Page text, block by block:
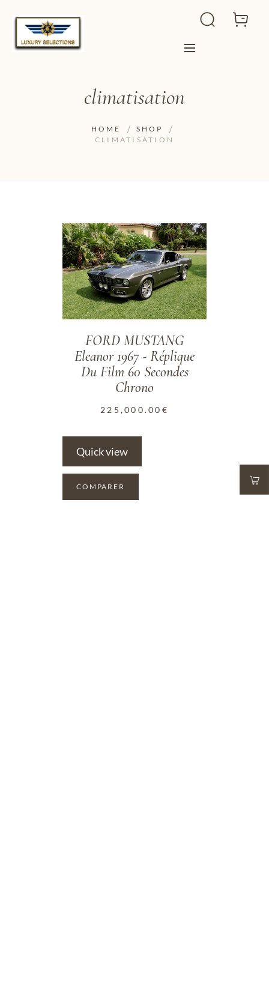
climatisation
HOME
SHOP
CLIMATISATION
ADD TO WISHLIST
FORD MUSTANG
Eleanor 1967 - Réplique
Du Film 60 Secondes
Chrono
225,000.00 €
Quick view
COMPARER